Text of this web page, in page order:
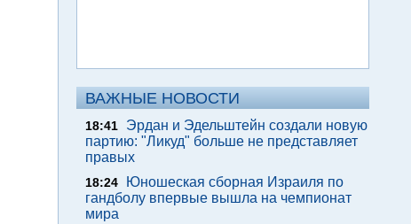
ВАЖНЫЕ НОВОСТИ
18:41
Эрдан и Эдельштейн создали новую
партию: "Ликуд" больше не представляет
правых
18:24
Юношеская сборная Израиля по
гандболу впервые вышла на чемпионат
мира